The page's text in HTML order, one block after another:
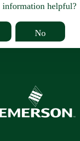
information helpful?
No